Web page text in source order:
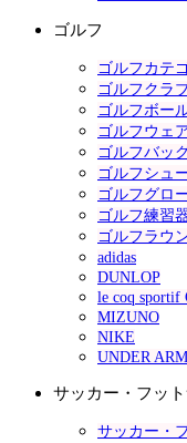
ゴルフ
ゴルフカテ
ゴルフクラ
ゴルフボー
ゴルフウェ
ゴルフバッ
ゴルフシュ
ゴルフグロ
ゴルフ練習
ゴルフラウ
adidas
DUNLOP
le coq sportif
MIZUNO
NIKE
UNDER
サッカー・フッ
サッカー・